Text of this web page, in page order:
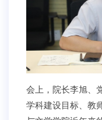
会上，院长李旭、
学科建设目标、教